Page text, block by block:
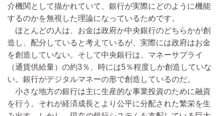
介機関として描かれていて、銀行が実際にどのように機能
するのかを無視した理論になっているためです。
ほとんどの人は、お金は政府か中央銀行のどちらかが創
造し、配分していると考えているが、実際には政府はお金
を創造していない。そして中央銀行は、マネーサプライ
（通貨供給量）の約3％、時には5％程度しか創造していな
い。銀行がデジタルマネーの形で創造しているのだ。
小さな地方の銀行は主に生産的な事業投資のために融資
を行う。それが経済成長とより公平に分配された繁栄を生